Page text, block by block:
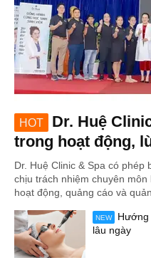
HOT
Dr. Huệ
trong hoạt động,
Dr. Huệ Clinic & Spa có phép
chịu trách nhiệm chuyên
hoạt động, quảng cáo và
NEW
Hướng
lâu ngày